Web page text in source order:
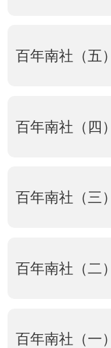
百年南社（五
百年南社（四
百年南社（三
百年南社（二
百年南社（一